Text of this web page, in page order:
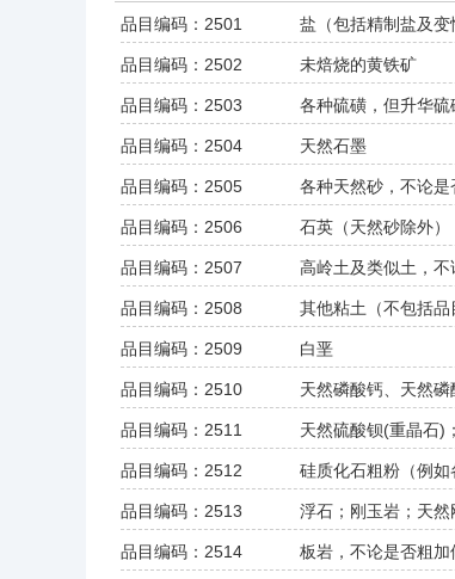
品目编码：2501 盐（包括精制盐及
品目编码：2502 未焙烧的黄铁矿
品目编码：2503 各种硫磺，但升华
品目编码：2504 天然石墨
品目编码：2505 各种天然砂，不论
品目编码：2506 石英（天然砂除外
品目编码：2507 高岭土及类似土，不
品目编码：2508 其他粘土（不包括
品目编码：2509 白垩
品目编码：2510 天然磷酸钙、天然
品目编码：2511 天然硫酸钡(重晶石)
品目编码：2512 硅质化石粗粉（例
品目编码：2513 浮石；刚玉岩；天
品目编码：2514 板岩，不论是否粗